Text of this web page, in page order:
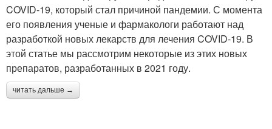
COVID-19, который стал причиной пандемии. С момента
его появления ученые и фармакологи работают над
разработкой новых лекарств для лечения COVID-19. В
этой статье мы рассмотрим некоторые из этих новых
препаратов, разработанных в 2021 году.
читать дальше →